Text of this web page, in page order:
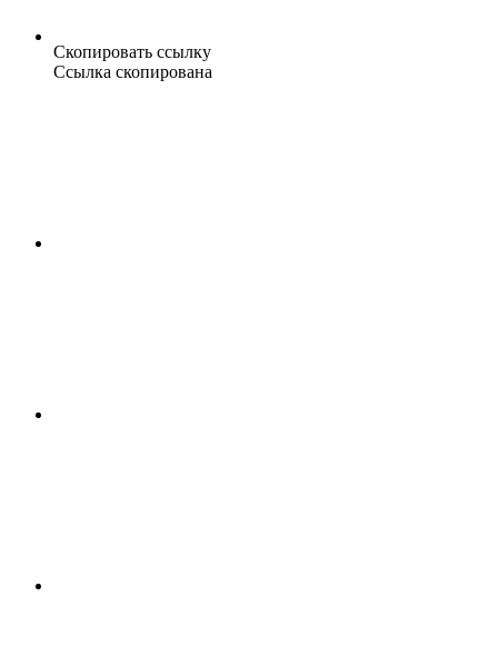
Скопировать ссылку
Ссылка скопирована